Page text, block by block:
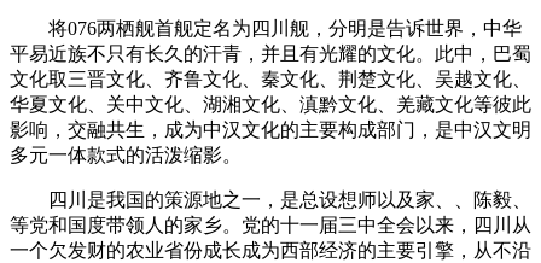
将076两栖舰‌首舰定名为四川舰，分明是告诉世界，中华
平易近族不只有长久的汗青，并且有光耀的文化。此中，巴蜀
文化取三晋文化、齐鲁文化、秦文化、荆楚文化、吴越文化、
华夏文化、关中文化、湖湘文化、滇黔文化、羌藏文化等彼此
影响，交融共生，成为中汉文化的主要构成部门，是中汉文明
多元一体款式的活泼缩影。
四川是我国的策源地之一，是总设想师以及家、、陈毅、
等党和国度带领人的家乡。党的十一届三中全会以来，四川从
一个欠发财的农业省份成长成为西部经济的主要引擎，从不沿